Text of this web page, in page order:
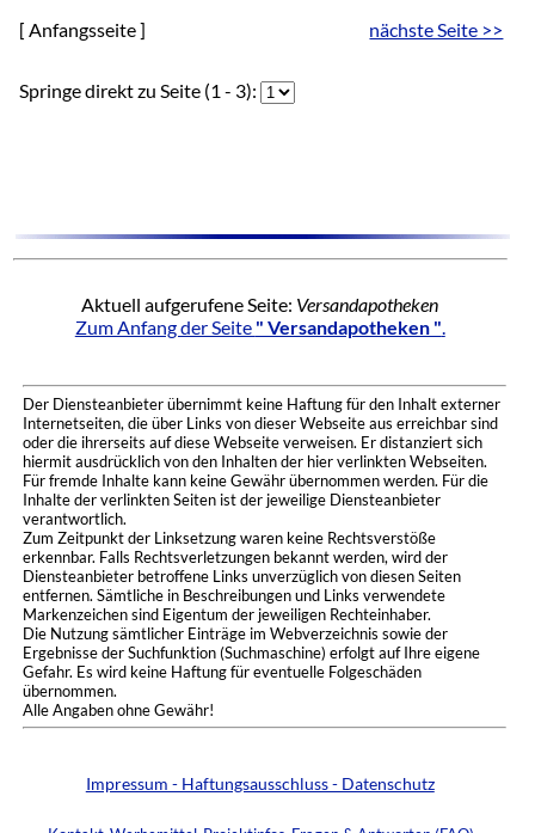
[ Anfangsseite ] nächste Seite >>
Springe direkt zu Seite (1 - 3):
Aktuell aufgerufene Seite: Versandapotheken
Zum Anfang der Seite " Versandapotheken "
Der Diensteanbieter übernimmt keine Haftung für den Inhalt externer
Internetseiten, die über Links von dieser Webseite aus erreichbar sind
oder die ihrerseits auf diese Webseite verweisen. Er distanziert sich
hiermit ausdrücklich von den Inhalten der hier verlinkten Webseiten.
Für fremde Inhalte kann keine Gewähr übernommen werden. Für die
Inhalte der verlinkten Seiten ist der jeweilige Diensteanbieter
verantwortlich.
Zum Zeitpunkt der Linksetzung waren keine Rechtsverstöße
erkennbar. Falls Rechtsverletzungen bekannt werden, wird der
Diensteanbieter betroffene Links unverzüglich von diesen Seiten
entfernen. Sämtliche in Beschreibungen und Links verwendete
Markenzeichen sind Eigentum der jeweiligen Rechteinhaber.
Die Nutzung sämtlicher Einträge im Webverzeichnis sowie der
Ergebnisse der Suchfunktion (Suchmaschine) erfolgt auf Ihre eigene
Gefahr. Es wird keine Haftung für eventuelle Folgeschäden
übernommen.
Alle Angaben ohne Gewähr!
Impressum - Haftungsausschluss - Datenschutz